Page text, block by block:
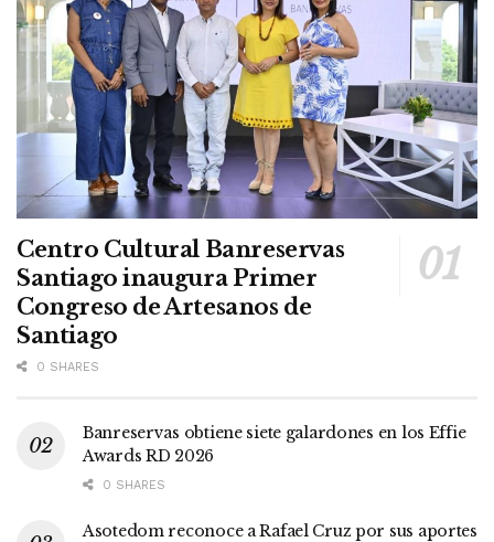
Centro Cultural Banreservas
Santiago inaugura Primer
Congreso de Artesanos de
Santiago
0 SHARES
Banreservas obtiene siete galardones en los Effie
Awards RD 2026
0 SHARES
Asotedom reconoce a Rafael Cruz por sus aportes